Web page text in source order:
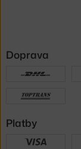
Doprava
Platby